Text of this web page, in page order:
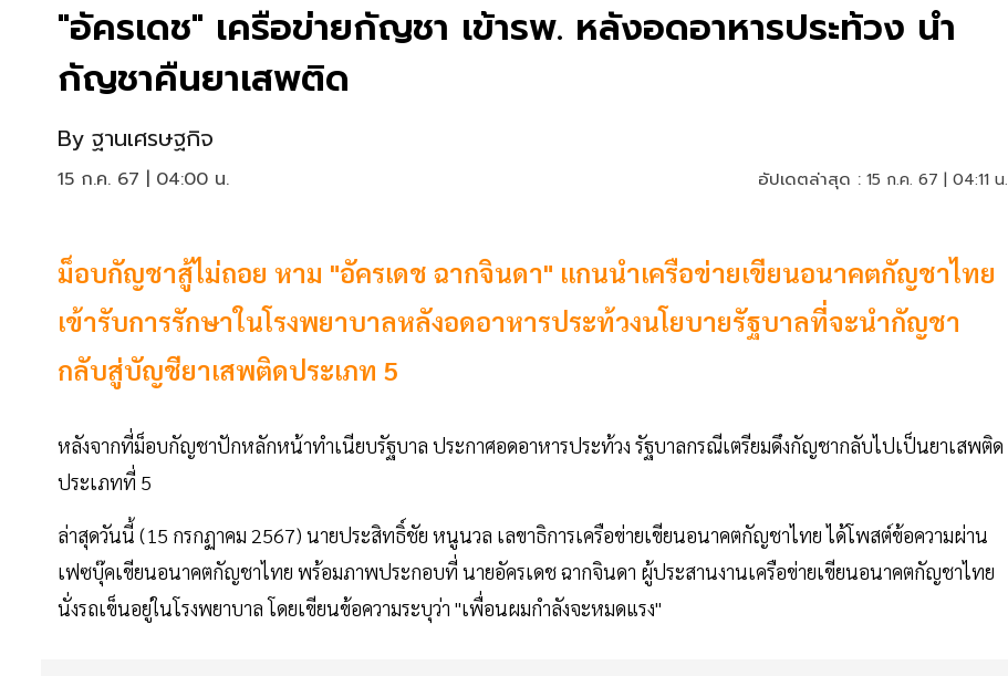
"อัครเดช" เครือข่ายกัญชา เข้ารพ. หลังอดอาหารประท้วง นำ
กัญชาคืนยาเสพติด
By ฐานเศรษฐกิจ
15 ก.ค. 67 | 04:00 น. อัปเดตล่าสุด : 15 ก.ค. 67 | 04:11 น.
ม็อบกัญชาสู้ไม่ถอย หาม "อัครเดช ฉากจินดา" แกนนำเครือข่ายเขียนอนาคตกัญชาไทย
เข้ารับการรักษาในโรงพยาบาลหลังอดอาหารประท้วงนโยบายรัฐบาลที่จะนำกัญชา
กลับสู่บัญชียาเสพติดประเภท 5
หลังจากที่ม็อบกัญชาปักหลักหน้าทำเนียบรัฐบาล ประกาศอดอาหารประท้วง รัฐบาลกรณีเตรียมดึงกัญชากลับไปเป็นยาเสพติด
ประเภทที่ 5
ล่าสุดวันนี้ (15 กรกฏาคม 2567) นายประสิทธิ์ชัย หนูนวล เลขาธิการเครือข่ายเขียนอนาคตกัญชาไทย ได้โพสต์ข้อความผ่าน
เฟซบุ๊คเขียนอนาคตกัญชาไทย พร้อมภาพประกอบที่ นายอัครเดช ฉากจินดา ผู้ประสานงานเครือข่ายเขียนอนาคตกัญชาไทย
นั่งรถเข็นอยู่ในโรงพยาบาล โดยเขียนข้อความระบุว่า "เพื่อนผมกำลังจะหมดแรง"